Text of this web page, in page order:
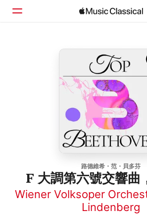
路德維希・范・貝多芬
F 大調第六號交響
Wiener Volksoper
Lindenberg